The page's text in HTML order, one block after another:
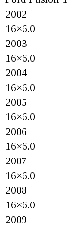
2002
16×6.0
2003
16×6.0
2004
16×6.0
2005
16×6.0
2006
16×6.0
2007
16×6.0
2008
16×6.0
2009